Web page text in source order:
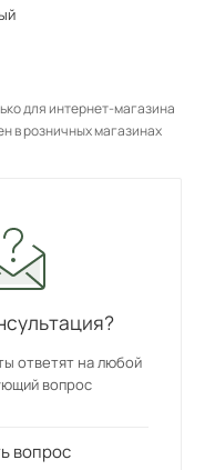
для интернет-магазина
в розничных магазинах
ответят на любой
вопрос
вопрос